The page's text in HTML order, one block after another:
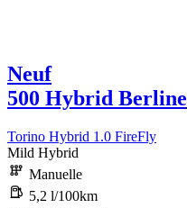
Neuf
500 Hybrid Berline
Torino Hybrid 1.0 FireFly
Mild Hybrid
Manuelle
5,2 l/100km